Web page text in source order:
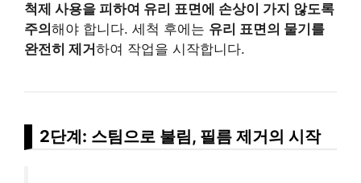
척제 사용을 피하여 유리 표면에 손상이 가지 않도록
주의 해야 합니다. 세척 후에는 유리 표면의 물기를
완전히 제거 하여 작업을 시작합니다.
2단계: 스팀으로 불림, 필름 제거의 시작